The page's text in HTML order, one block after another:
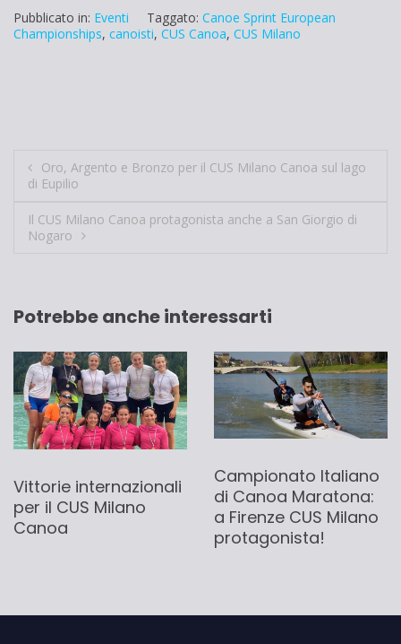
Pubblicato in: Eventi Taggato: Canoe Sprint European
Championships, canoisti, CUS Canoa, CUS Milano
Navigazione
articoli
Oro, Argento e Bronzo per il CUS Milano Canoa sul lago
di Eupilio
Il CUS Milano Canoa protagonista anche a San Giorgio di
Nogaro
Potrebbe anche interessarti
Vittorie internazionali
per il CUS Milano
Canoa
Campionato Italiano
di Canoa Maratona:
a Firenze CUS Milano
protagonista!